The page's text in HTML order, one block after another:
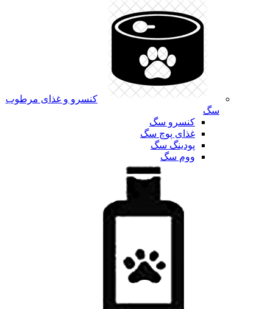
کنسرو و غذای مرطوب
سگ
کنسرو سگ
غذای پوچ سگ
پودینگ سگ
ووم سگ